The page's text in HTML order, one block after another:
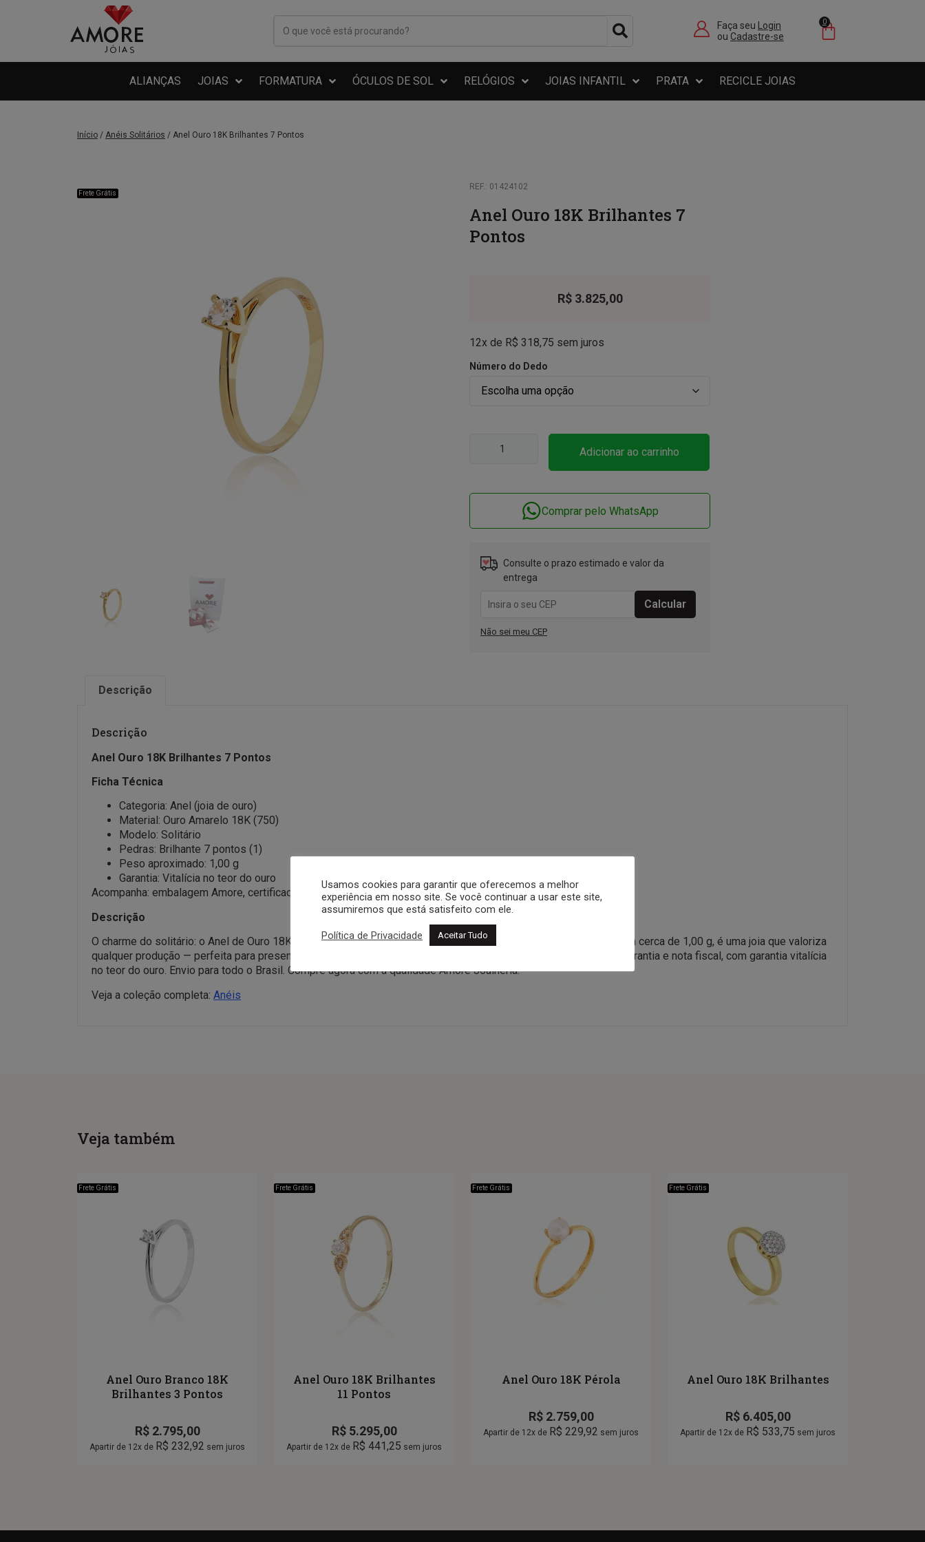
Faça seu Login
ou Cadastre-se
0
ALIANÇAS JOIAS FORMATURA ÓCULOS DE SOL RELÓGIOS JOIAS INFANTIL PRATA RECICLE JOIAS
Início / Anéis Solitários / Anel Ouro 18K Brilhantes 7 Pontos
Frete Grátis
REF.: 01424102
Anel Ouro 18K Brilhantes 7
Pontos
R$3.825,00
12x de R$ 318,75 sem juros
Número do Dedo
Adicionar ao carrinho
Comprar pelo WhatsApp
Consulte o prazo estimado e valor da
entrega
Não sei meu CEP
Descrição
Descrição
Anel Ouro 18K Brilhantes 7 Pontos
Ficha Técnica
Categoria: Anel (joia de ouro)
Material: Ouro Amarelo 18K (750)
Modelo: Solitário
Pedras: Brilhante 7 pontos (1)
Peso aproximado: 1,00 g
Garantia: Vitalícia no teor do ouro
Acompanha: embalagem Amore, certificado de garantia e nota fiscal.
Descrição
O charme do solitário: o Anel de Ouro 18K traz um brilhante de 7 pontos em destaque, símbolo de elegância. Com cerca de 1,00 g, é uma joia que valoriza
qualquer produção — perfeita para presentear ou se presentear. Acompanha embalagem Amore, certificado de garantia e nota fiscal, com garantia vitalícia
no teor do ouro. Envio para todo o Brasil. Compre agora com a qualidade Amore Joalheria.
Veja a coleção completa: Anéis
Veja também
Frete Grátis
Anel Ouro Branco 18K
Brilhantes 3 Pontos
R$2.795,00
Apartir de 12x de R$ 232,92 sem juros
Frete Grátis
Anel Ouro 18K Brilhantes
11 Pontos
R$5.295,00
Apartir de 12x de R$ 441,25 sem juros
Frete Grátis
Anel Ouro 18K Pérola
R$2.759,00
Apartir de 12x de R$ 229,92 sem juros
Frete Grátis
Anel Ouro 18K Brilhantes
R$6.405,00
Apartir de 12x de R$ 533,75 sem juros
Usamos cookies para garantir que oferecemos a melhor
experiência em nosso site. Se você continuar a usar este site,
assumiremos que está satisfeito com ele.
Política de Privacidade Aceitar Tudo